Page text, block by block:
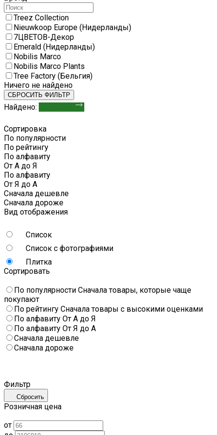
Treez Collection
Nieuwkoop Europe (Нидерланды)
7ЦВЕТОВ-Декор
Emerald (Нидерланды)
Nobilis Marco
Nobilis Marco Plants
Tree Factory (Бельгия)
Ничего не найдено
СБРОСИТЬ ФИЛЬТР
Найдено:
Сортировка
По популярности
По рейтингу
По алфавиту
От А до Я
По алфавиту
От Я до А
Сначала дешевле
Сначала дороже
Вид отображения
Список
Список с фотографиями
Плитка
Сортировать
По популярности Сначала товары, которые чаще
покупают
По рейтингу Сначала товары с высокими оценками
По алфавиту От А до Я
По алфавиту От Я до А
Сначала дешевле
Сначала дороже
Фильтр
Сбросить
Розничная цена
от